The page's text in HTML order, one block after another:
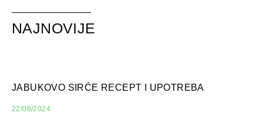
NAJNOVIJE
JABUKOVO SIRĆE RECEPT I UPOTREBA
22/08/2024